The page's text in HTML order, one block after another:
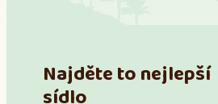
Najděte to
sídlo